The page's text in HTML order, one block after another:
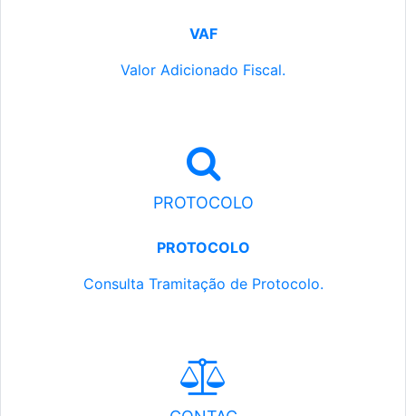
VAF
Valor Adicionado Fiscal.
PROTOCOLO
PROTOCOLO
Consulta Tramitação de Protocolo.